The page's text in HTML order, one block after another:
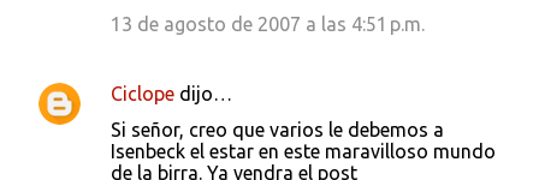
13 de agosto de 2007 a las 4:51 p.m.
Ciclope dijo…
Si señor, creo que varios le debemos a
Isenbeck el estar en este maravilloso mundo
de la birra. Ya vendra el post